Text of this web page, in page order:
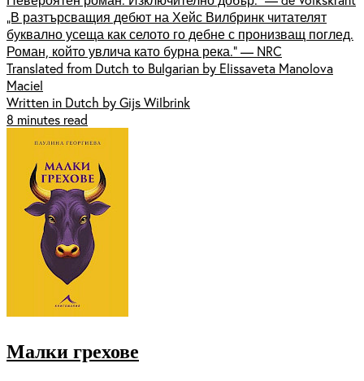
„В разтърсващия дебют на Хейс Вилбринк читателят
буквално усеща как селото го дебне с пронизващ поглед.
Роман, който увлича като бурна река.“ — NRC
Translated from Dutch to Bulgarian by Elissaveta Manolova
Maciel
Written in Dutch by Gijs Wilbrink
8 minutes read
Малки грехове